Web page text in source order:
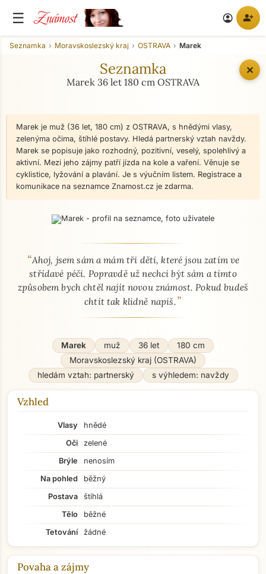
☰ Známost account_circle person_add
✕
Seznamka Moravskoslezský kraj OSTRAVA Marek
Seznamka
Marek 36 let 180 cm OSTRAVA
Marek je muž (36 let, 180 cm) z OSTRAVA, s hnědými vlasy,
zelenýma očima, štíhlé postavy. Hledá partnerský vztah navždy.
Marek se popisuje jako rozhodný, pozitivní, veselý, spolehlivý a
aktivní. Mezi jeho zájmy patří jízda na kole a vaření. Věnuje se
cyklistice, lyžování a plavání. Je s výučním listem. Registrace a
komunikace na seznamce Znamost.cz je zdarma.
O mně - seznamka profil
“Ahoj, jsem sám a mám tři děti, které jsou zatím ve
střídavé péči. Popravdě už nechci být sám a tímto
způsobem bych chtěl najít novou známost. Pokud budeš
chtít tak klidně napiš.”
Marek muž 36 let
180 cm
Moravskoslezský kraj (OSTRAVA)
hledám vztah: partnerský
s výhledem: navždy
Vzhled
Vlasy
hnědé
Oči
zelené
Brýle
nenosím
Na pohled
běžný
Postava
štíhlá
Tělo
běžné
Tetování
žádné
Povaha a zájmy